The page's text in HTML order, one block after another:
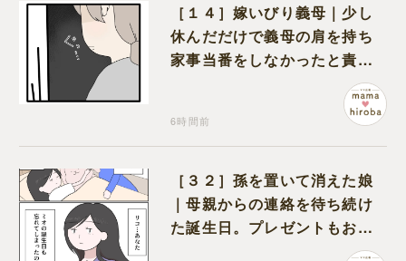
［１４］嫁いびり義母｜少し
休んだだけで義母の肩を持ち
家事当番をしなかったと責め
6時間前
［３２］孫を置いて消えた娘
｜母親からの連絡を待ち続け
た誕生日。プレゼントもお祝